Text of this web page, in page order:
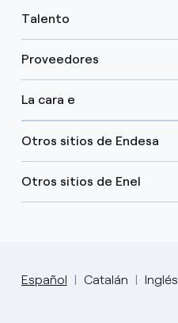
Talento
Proveedores
La cara e
Otros sitios de Endesa
Otros sitios de Enel
Español Catalán Inglés